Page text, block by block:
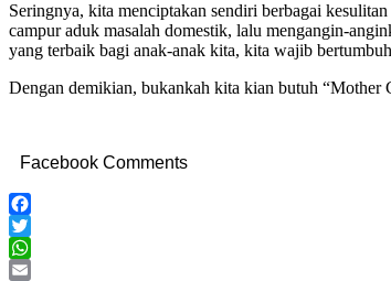
Seringnya, kita menciptakan sendiri berbagai
campur aduk masalah domestik, lalu mengangin-
yang terbaik bagi anak-anak kita, kita wajib
Dengan demikian, bukankah kita kian butuh “Mother
Facebook Comments
Facebook
Twitter
WhatsApp